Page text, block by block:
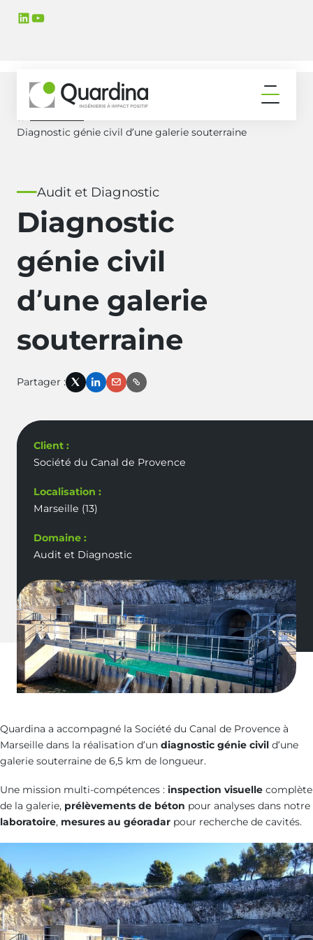
LinkedIn
YouTube
Ouvrir
Accueil
Diagnostic génie civil d’une galerie souterraine
Audit et Diagnostic
Diagnostic
génie civil
d’une galerie
souterraine
Partager :
X LinkedIn
Email
Link
Client :
Société du Canal de Provence
Localisation :
Marseille (13)
Domaine :
Audit et Diagnostic
Quardina a accompagné la Société du Canal de Provence à
Marseille dans la réalisation d’un diagnostic génie civil d’une
galerie souterraine de 6,5 km de longueur.
Une mission multi-compétences : inspection visuelle complète
de la galerie, prélèvements de béton pour analyses dans notre
laboratoire, mesures au géoradar pour recherche de cavités.